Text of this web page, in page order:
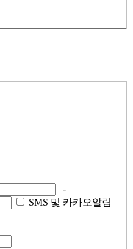
-
SMS 및 카카오알림